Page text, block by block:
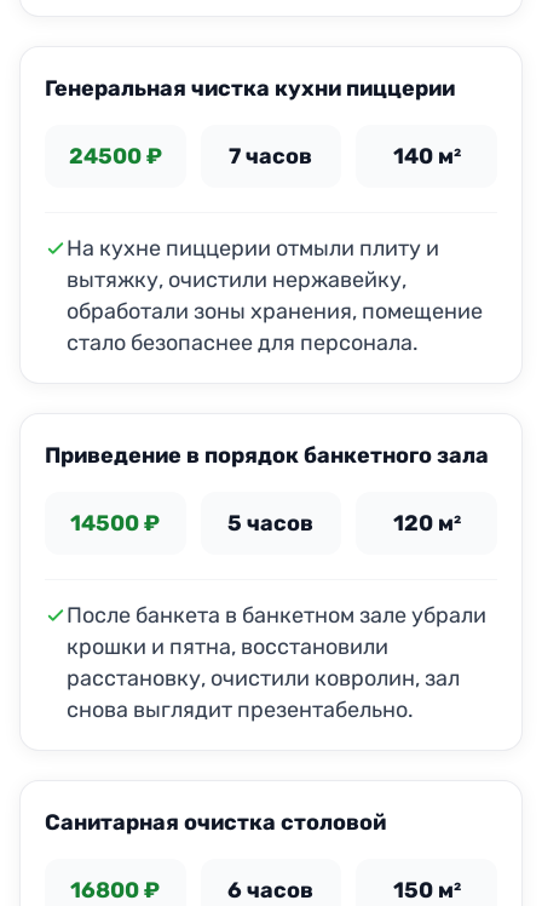
Генеральная чистка кухни пиццерии
24500 ₽ 7 часов 140 м²
На кухне пиццерии отмыли плиту и
вытяжку, очистили нержавейку,
обработали зоны хранения, помещение
стало безопаснее для персонала.
Приведение в порядок банкетного зала
14500 ₽ 5 часов 120 м²
После банкета в банкетном зале убрали
крошки и пятна, восстановили
расстановку, очистили ковролин, зал
снова выглядит презентабельно.
Санитарная очистка столовой
16800 ₽ 6 часов 150 м²